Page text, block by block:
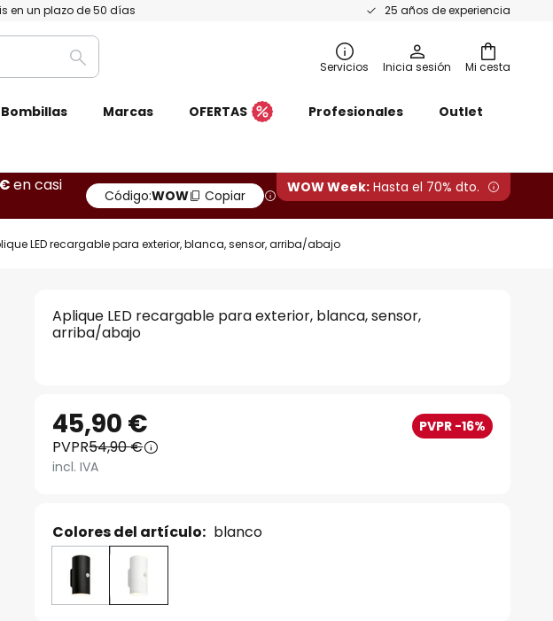
en un plazo de 50 días 25 años de experiencia
Mi cesta
Buscar Servicios Inicia sesión
Bombillas Marcas OFERTAS Profesionales Outlet
en casi
Código:WOW Copiar WOW Week: Hasta el 70% dto.
LED recargable para exterior, blanca, sensor, arriba/abajo
Aplique LED recargable para exterior, blanca, sensor,
arriba/abajo
45,90 € PVPR -16%
PVPR54,90 €
incl. IVA
Colores del artículo: blanco